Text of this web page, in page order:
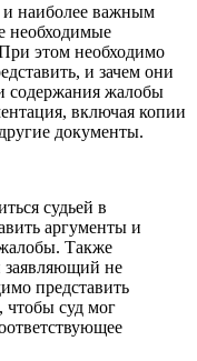
и наиболее важным
необходимые
этом необходимо
и зачем они
содержания жалобы
включая копии
документы.
судьей в
аргументы и
Также
заявляющий не
представить
чтобы суд мог